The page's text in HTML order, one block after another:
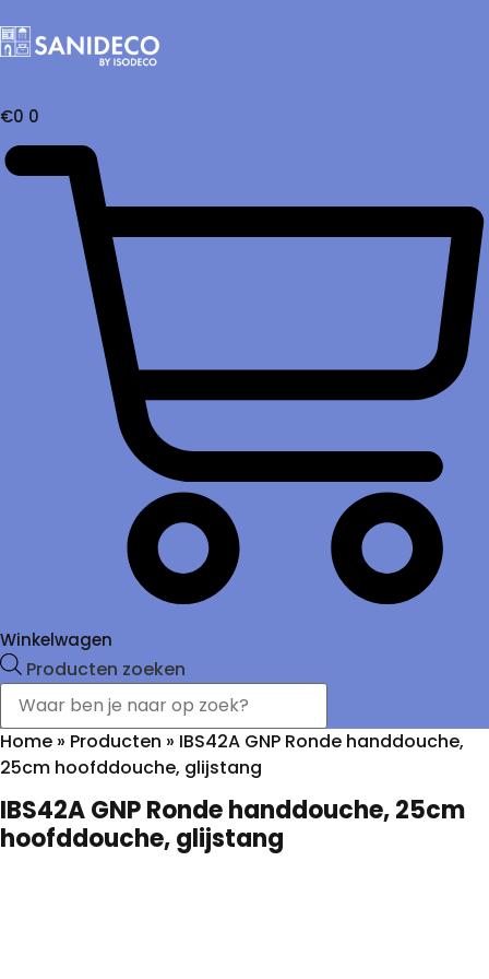
€0 0
Winkelwagen
Producten zoeken
Home » Producten » IBS42A GNP Ronde handdouche,
25cm hoofddouche, glijstang
IBS42A GNP Ronde handdouche, 25cm
hoofddouche, glijstang